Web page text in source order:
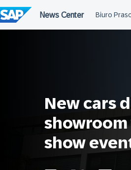
do
treści
New cars
show